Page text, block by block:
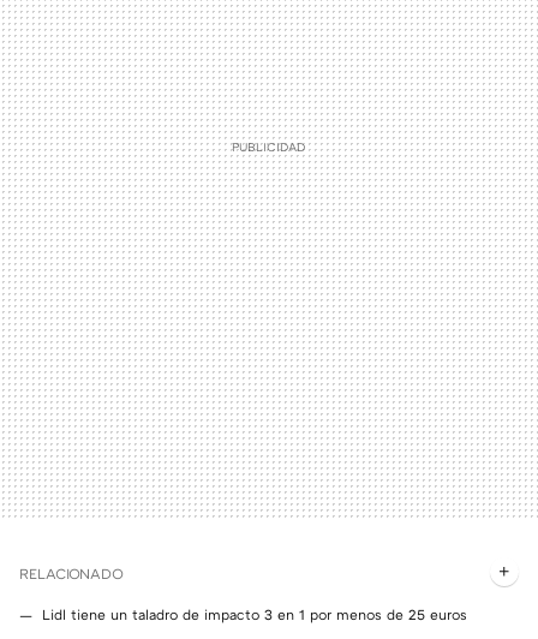
RELACIONADO
Lidl tiene un taladro de impacto 3 en 1 por menos de 25 euros